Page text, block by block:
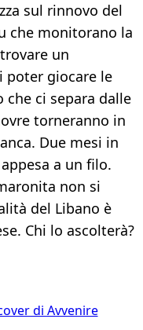
sul rinnovo del
che monitorano la
un
poter giocare le
che ci separa dalle
torneranno in
Due mesi in
a un filo.
non si
del Libano è
Chi lo ascolterà?
di Avvenire